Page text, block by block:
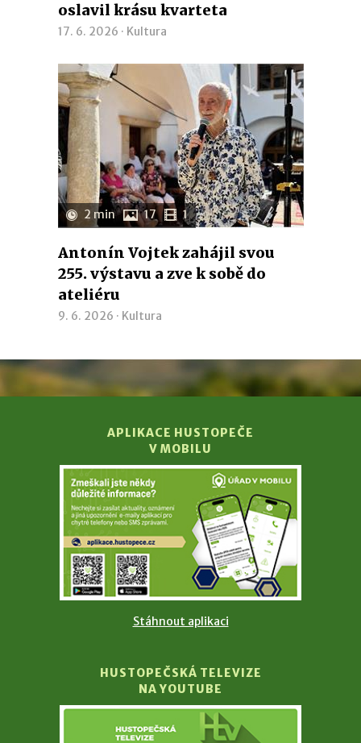
oslavil krásu kvarteta
17. 6. 2026 · Kultura
2 min 17 1
Antonín Vojtek zahájil svou
255. výstavu a zve k sobě do
ateliéru
9. 6. 2026 · Kultura
APLIKACE HUSTOPEČE
V MOBILU
Stáhnout aplikaci
HUSTOPEČSKÁ TELEVIZE
NA YOUTUBE